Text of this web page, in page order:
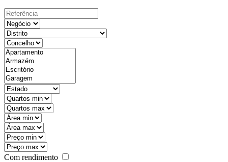
Com rendimento